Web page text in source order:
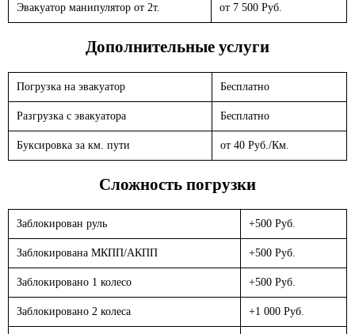
Эвакуатор манипулятор от 2т. от 7 500 Руб.
Дополнительные услуги
Погрузка на эвакуатор Бесплатно
Разгрузка с эвакуатора Бесплатно
Буксировка за км. пути от 40 Руб./Км.
Сложность погрузки
Заблокирован руль +500 Руб.
Заблокирована МКПП/АКПП +500 Руб.
Заблокировано 1 колесо +500 Руб.
Заблокировано 2 колеса +1 000 Руб.